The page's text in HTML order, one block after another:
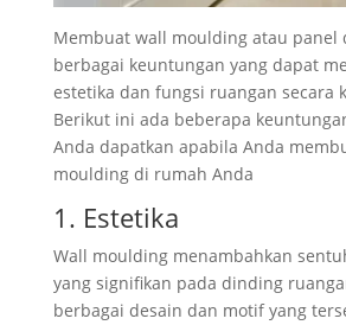
Membuat wall moulding atau panel
berbagai keuntungan yang dapat
estetika dan fungsi ruangan secara
Berikut ini ada beberapa
Anda dapatkan apabila Anda
moulding di rumah Anda
1. Estetika
Wall moulding menambahkan
yang signifikan pada dinding
berbagai desain dan motif yang